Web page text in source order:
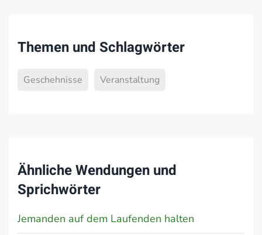
Themen und Schlagwörter
Geschehnisse Veranstaltung
Ähnliche Wendungen und
Sprichwörter
Jemanden auf dem Laufenden halten